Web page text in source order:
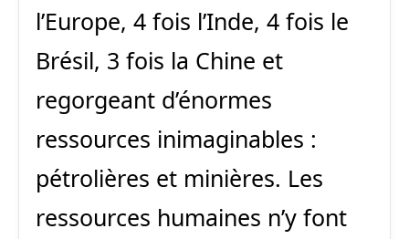
l’Europe, 4 fois l’Inde, 4 fois le
Brésil, 3 fois la Chine et
regorgeant d’énormes
ressources inimaginables :
pétrolières et minières. Les
ressources humaines n’y font